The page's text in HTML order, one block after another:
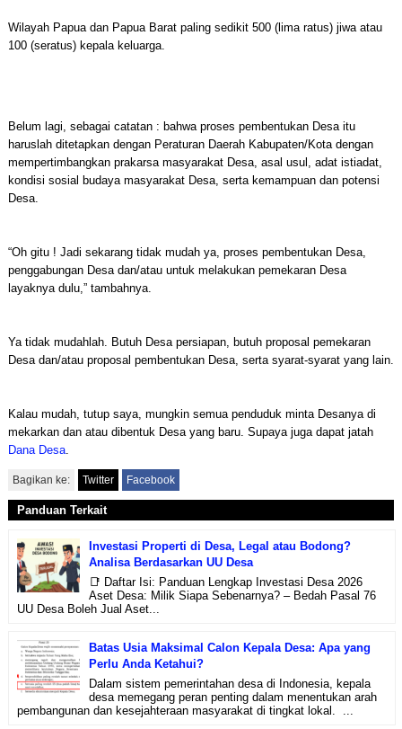
Wilayah Papua dan Papua Barat paling sedikit 500 (lima ratus) jiwa atau
100 (seratus) kepala keluarga.
Belum lagi, sebagai catatan : bahwa proses pembentukan Desa itu
haruslah ditetapkan dengan Peraturan Daerah Kabupaten/Kota dengan
mempertimbangkan prakarsa masyarakat Desa, asal usul, adat istiadat,
kondisi sosial budaya masyarakat Desa, serta kemampuan dan potensi
Desa.
“Oh gitu ! Jadi sekarang tidak mudah ya, proses pembentukan Desa,
penggabungan Desa dan/atau untuk melakukan pemekaran Desa
layaknya dulu,” tambahnya.
Ya tidak mudahlah. Butuh Desa persiapan, butuh proposal pemekaran
Desa dan/atau proposal pembentukan Desa, serta syarat-syarat yang lain.
Kalau mudah, tutup saya, mungkin semua penduduk minta Desanya di
mekarkan dan atau dibentuk Desa yang baru. Supaya juga dapat jatah
Dana Desa.
Bagikan ke: Twitter Facebook
Panduan Terkait
Investasi Properti di Desa, Legal atau Bodong?
Analisa Berdasarkan UU Desa
📑 Daftar Isi: Panduan Lengkap Investasi Desa 2026
Aset Desa: Milik Siapa Sebenarnya? – Bedah Pasal 76
UU Desa Boleh Jual Aset...
Batas Usia Maksimal Calon Kepala Desa: Apa yang
Perlu Anda Ketahui?
Dalam sistem pemerintahan desa di Indonesia, kepala
desa memegang peran penting dalam menentukan arah
pembangunan dan kesejahteraan masyarakat di tingkat lokal. ...